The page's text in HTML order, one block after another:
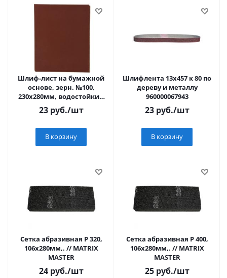
Шлиф-лист на бумажной
основе, зерн. №100,
230х280мм, водостойкий
"MATRIX"
23руб./шт
В корзину
Шлифлента 13х457 к 80 по
дереву и металлу
960000067943
23руб./шт
В корзину
Сетка абразивная Р 320,
106х280мм,. // MATRIX
MASTER
24руб./шт
Сетка абразивная Р 400,
106х280мм,. // MATRIX
MASTER
25руб./шт